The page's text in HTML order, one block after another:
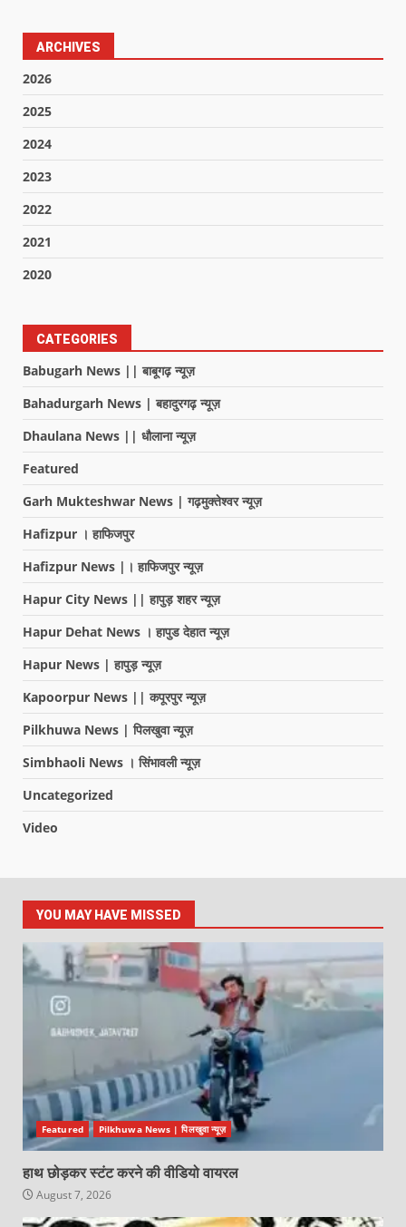
ARCHIVES
2026
2025
2024
2023
2022
2021
2020
CATEGORIES
Babugarh News || बाबूगढ़ न्यूज़
Bahadurgarh News | बहादुरगढ़ न्यूज़
Dhaulana News || धौलाना न्यूज़
Featured
Garh Mukteshwar News | गढ़मुक्तेश्वर न्यूज़
Hafizpur । हाफिजपुर
Hafizpur News |। हाफिजपुर न्यूज़
Hapur City News || हापुड़ शहर न्यूज़
Hapur Dehat News । हापुड देहात न्यूज़
Hapur News | हापुड़ न्यूज़
Kapoorpur News || कपूरपुर न्यूज़
Pilkhuwa News | पिलखुवा न्यूज़
Simbhaoli News । सिंभावली न्यूज़
Uncategorized
Video
YOU MAY HAVE MISSED
Featured Pilkhuwa News | पिलखुवा न्यूज़
हाथ छोड़कर स्टंट करने की वीडियो वायरल
August 7, 2026